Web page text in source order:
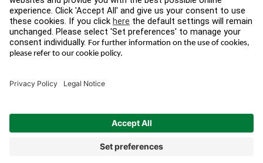
Protection des
données
Impressum
Facebook
LinkedIn